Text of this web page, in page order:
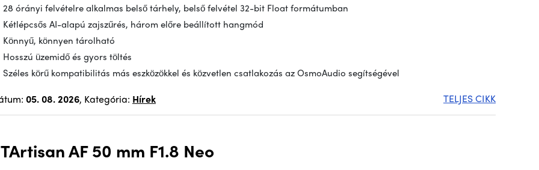
28 órányi felvételre alkalmas belső tárhely, belső felvétel 32-bit Float formátumban
Kétlépcsős AI-alapú zajszűrés, három előre beállított hangmód
Könnyű, könnyen tárolható
Hosszú üzemidő és gyors töltés
Széles körű kompatibilitás más eszközökkel és közvetlen csatlakozás az OsmoAudio segítségével
05. 08. 2026, Kategória: Hírek TELJES CIKK
AF 50 mm F1.8 Neo